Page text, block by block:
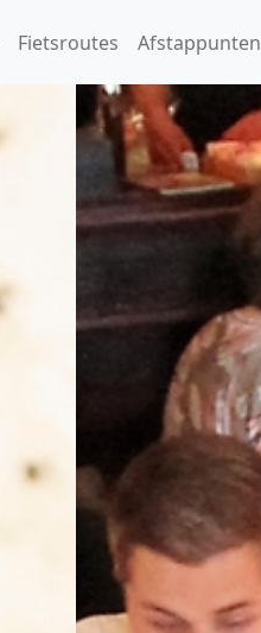
Fietsroutes Afstappunten